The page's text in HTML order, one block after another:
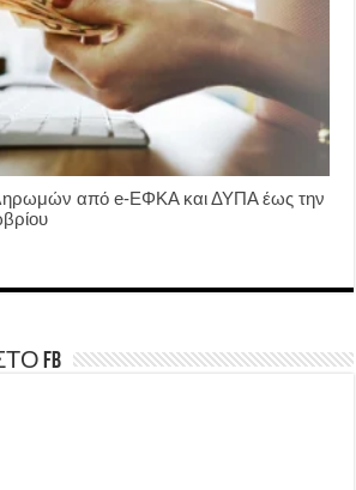
από e-ΕΦΚΑ και ΔΥΠΑ έως την
FB